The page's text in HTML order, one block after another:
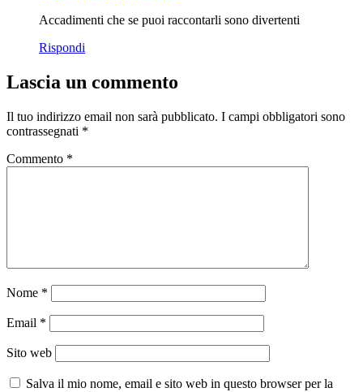
Accadimenti che se puoi raccontarli sono divertenti
Rispondi
Lascia un commento
Il tuo indirizzo email non sarà pubblicato. I campi obbligatori sono
contrassegnati *
Commento *
Nome *
Email *
Sito web
Salva il mio nome, email e sito web in questo browser per la